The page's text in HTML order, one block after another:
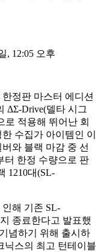
, 12:05 오후
정판 마스터 에디션
ΔΣ-Drive(델타 시그
로 적용해 뛰어난 회
수집가 아이템인 이
와 블랙 마감 중 선
터 한정 수량으로 판
1210대(SL-
해 기존 SL-
종료한다고 발표했
념하기 위해 출시하
닉스의 최고 턴테이블